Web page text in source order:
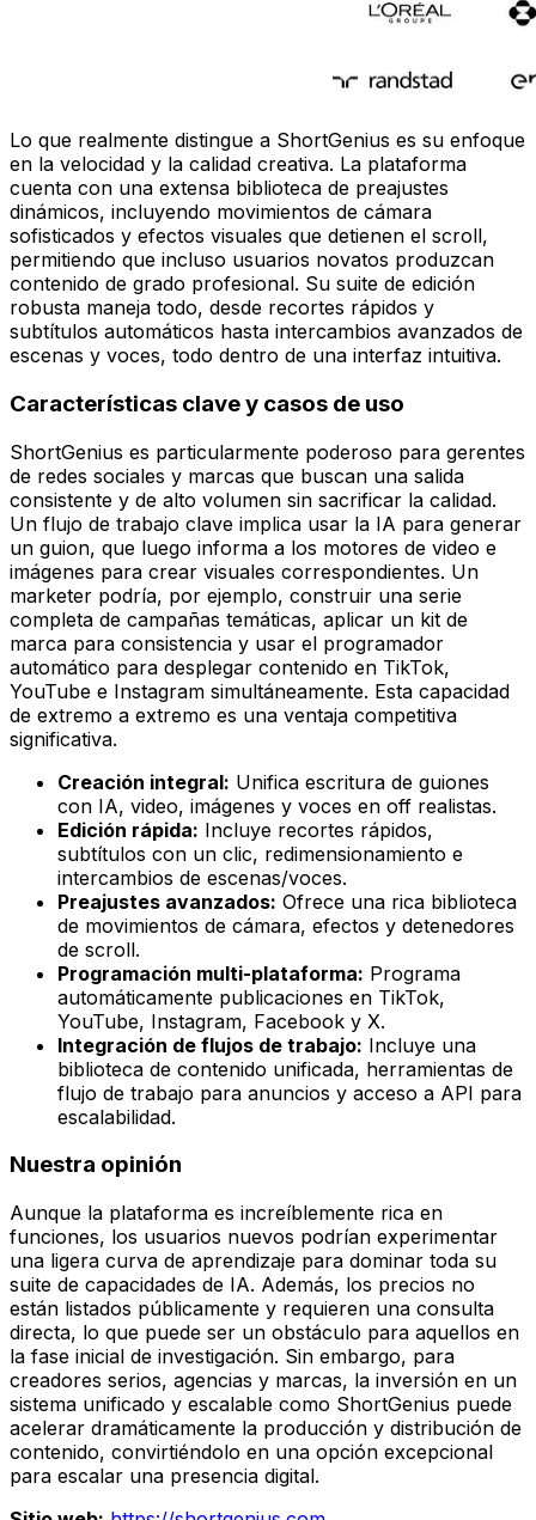
Lo que realmente distingue a ShortGenius es su enfoque
en la velocidad y la calidad creativa. La plataforma
cuenta con una extensa biblioteca de preajustes
dinámicos, incluyendo movimientos de cámara
sofisticados y efectos visuales que detienen el scroll,
permitiendo que incluso usuarios novatos produzcan
contenido de grado profesional. Su suite de edición
robusta maneja todo, desde recortes rápidos y
subtítulos automáticos hasta intercambios avanzados de
escenas y voces, todo dentro de una interfaz intuitiva.
Características clave y casos de uso
ShortGenius es particularmente poderoso para gerentes
de redes sociales y marcas que buscan una salida
consistente y de alto volumen sin sacrificar la calidad.
Un flujo de trabajo clave implica usar la IA para generar
un guion, que luego informa a los motores de video e
imágenes para crear visuales correspondientes. Un
marketer podría, por ejemplo, construir una serie
completa de campañas temáticas, aplicar un kit de
marca para consistencia y usar el programador
automático para desplegar contenido en TikTok,
YouTube e Instagram simultáneamente. Esta capacidad
de extremo a extremo es una ventaja competitiva
significativa.
Creación integral: Unifica escritura de guiones
con IA, video, imágenes y voces en off realistas.
Edición rápida: Incluye recortes rápidos,
subtítulos con un clic, redimensionamiento e
intercambios de escenas/voces.
Preajustes avanzados: Ofrece una rica biblioteca
de movimientos de cámara, efectos y detenedores
de scroll.
Programación multi-plataforma: Programa
automáticamente publicaciones en TikTok,
YouTube, Instagram, Facebook y X.
Integración de flujos de trabajo: Incluye una
biblioteca de contenido unificada, herramientas de
flujo de trabajo para anuncios y acceso a API para
escalabilidad.
Nuestra opinión
Aunque la plataforma es increíblemente rica en
funciones, los usuarios nuevos podrían experimentar
una ligera curva de aprendizaje para dominar toda su
suite de capacidades de IA. Además, los precios no
están listados públicamente y requieren una consulta
directa, lo que puede ser un obstáculo para aquellos en
la fase inicial de investigación. Sin embargo, para
creadores serios, agencias y marcas, la inversión en un
sistema unificado y escalable como ShortGenius puede
acelerar dramáticamente la producción y distribución de
contenido, convirtiéndolo en una opción excepcional
para escalar una presencia digital.